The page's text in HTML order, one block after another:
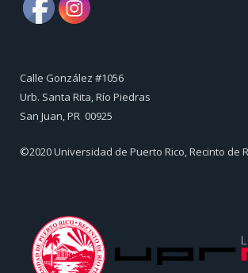
Calle González #1056
Urb. Santa Rita, Río Piedras
​San Juan, PR 00925
©2020 Universidad de Puerto Rico, Recinto de